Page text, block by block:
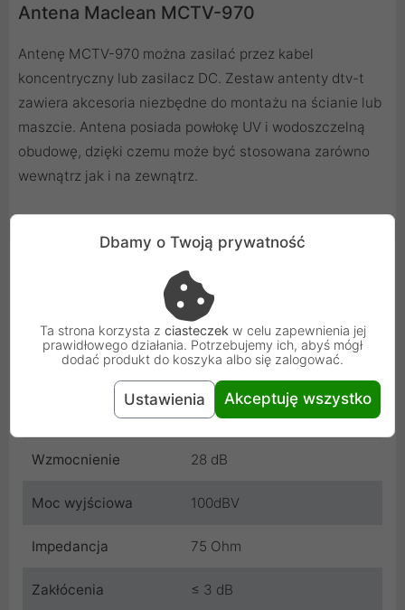
Antena Maclean MCTV-970
Antenę MCTV-970 można zasilać przez kabel
koncentryczny lub zasilacz DC. Zestaw antenty dtv-t
zawiera akcesoria niezbędne do montażu na ścianie lub
maszcie. Antena posiada powłokę UV i wodoszczelną
obudowę, dzięki czemu może być stosowana zarówno
wewnątrz jak i na zewnątrz.
Antena
Zakres częstotliwości
VHF: 87,5 - 230 MHz; UHF:
470 - 862 MHz
Odbierany zakres VHF/UHF
Wzmocnienie 28 dB
Moc wyjściowa 100dBV
Impedancja 75 Ohm
Zakłócenia ≤ 3 dB
Dbamy o Twoją prywatność
Ta strona korzysta z ciasteczekw celu zapewnienia jej
prawidłowego działania. Potrzebujemy ich, abyś mógł
dodać produkt do koszyka albo się zalogować.
Ustawienia Akceptuję wszystko